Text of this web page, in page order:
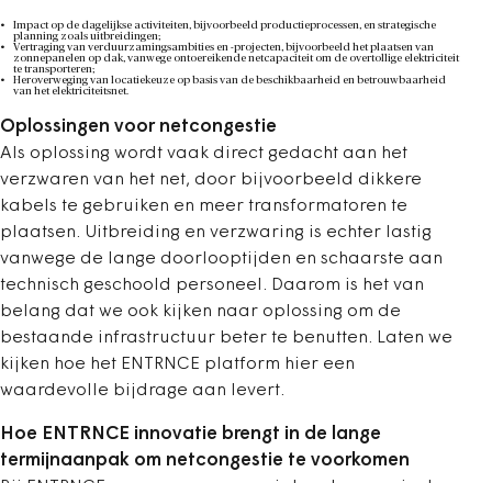
Impact op de dagelijkse activiteiten, bijvoorbeeld productieprocessen, en strategische
planning zoals uitbreidingen;
Vertraging van verduurzamingsambities en -projecten, bijvoorbeeld het plaatsen van
zonnepanelen op dak, vanwege ontoereikende netcapaciteit om de overtollige elektriciteit
te transporteren;
Heroverweging van locatiekeuze op basis van de beschikbaarheid en betrouwbaarheid
van het elektriciteitsnet.
Oplossingen voor netcongestie
Als oplossing wordt vaak direct gedacht aan het
verzwaren van het net, door bijvoorbeeld dikkere
kabels te gebruiken en meer transformatoren te
plaatsen. Uitbreiding en verzwaring is echter lastig
vanwege de lange doorlooptijden en schaarste aan
technisch geschoold personeel. Daarom is het van
belang dat we ook kijken naar oplossing om de
bestaande infrastructuur beter te benutten. Laten we
kijken hoe het ENTRNCE platform hier een
waardevolle bijdrage aan levert.
Hoe ENTRNCE innovatie brengt in de lange
termijnaanpak om netcongestie te voorkomen